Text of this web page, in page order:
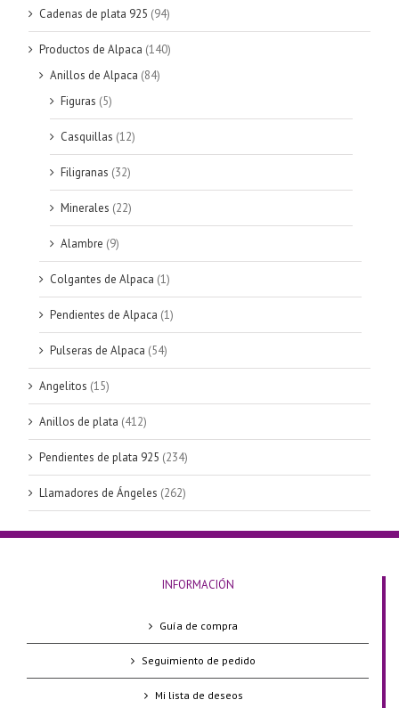
Cadenas de plata 925 (94)
Productos de Alpaca (140)
Anillos de Alpaca (84)
Figuras (5)
Casquillas (12)
Filigranas (32)
Minerales (22)
Alambre (9)
Colgantes de Alpaca (1)
Pendientes de Alpaca (1)
Pulseras de Alpaca (54)
Angelitos (15)
Anillos de plata (412)
Pendientes de plata 925 (234)
Llamadores de Ángeles (262)
INFORMACIÓN
Guía de compra
Seguimiento de pedido
Mi lista de deseos